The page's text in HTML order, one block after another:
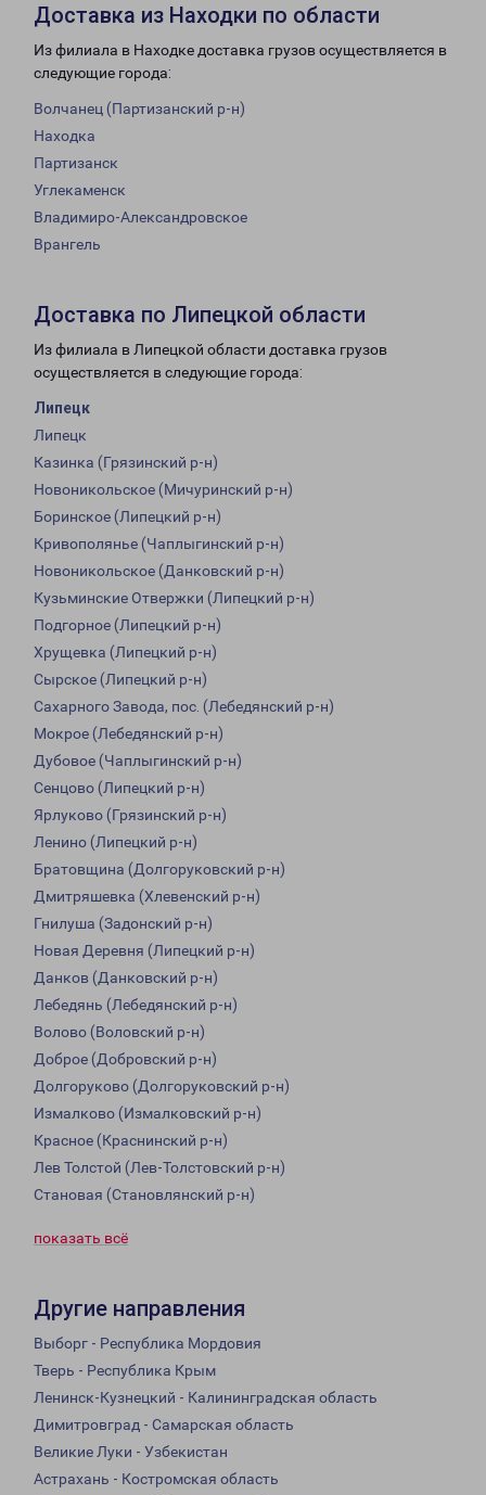
Доставка из Находки по области
Из филиала в Находке доставка грузов осуществляется в
следующие города:
Волчанец (Партизанский р-н)
Находка
Партизанск
Углекаменск
Владимиро-Александровское
Врангель
Доставка по Липецкой области
Из филиала в Липецкой области доставка грузов
осуществляется в следующие города:
Липецк
Липецк
Казинка (Грязинский р-н)
Новоникольское (Мичуринский р-н)
Боринское (Липецкий р-н)
Кривополянье (Чаплыгинский р-н)
Новоникольское (Данковский р-н)
Кузьминские Отвержки (Липецкий р-н)
Подгорное (Липецкий р-н)
Хрущевка (Липецкий р-н)
Сырское (Липецкий р-н)
Сахарного Завода, пос. (Лебедянский р-н)
Мокрое (Лебедянский р-н)
Дубовое (Чаплыгинский р-н)
Сенцово (Липецкий р-н)
Ярлуково (Грязинский р-н)
Ленино (Липецкий р-н)
Братовщина (Долгоруковский р-н)
Дмитряшевка (Хлевенский р-н)
Гнилуша (Задонский р-н)
Новая Деревня (Липецкий р-н)
Данков (Данковский р-н)
Лебедянь (Лебедянский р-н)
Волово (Воловский р-н)
Доброе (Добровский р-н)
Долгоруково (Долгоруковский р-н)
Измалково (Измалковский р-н)
Красное (Краснинский р-н)
Лев Толстой (Лев-Толстовский р-н)
Становая (Становлянский р-н)
показать всё
Другие направления
Выборг - Республика Мордовия
Тверь - Республика Крым
Ленинск-Кузнецкий - Калининградская область
Димитровград - Самарская область
Великие Луки - Узбекистан
Астрахань - Костромская область